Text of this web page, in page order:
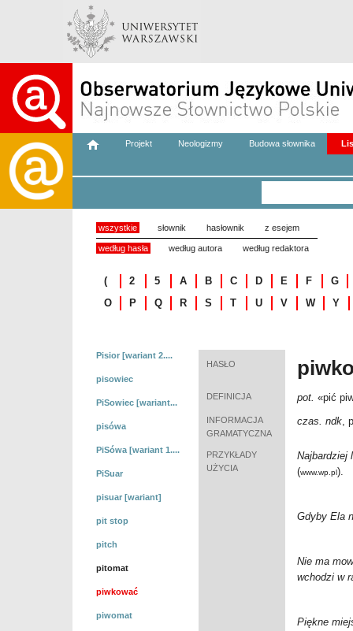
Projekt Neologizmy Budowa słownika
wszystkie słownik hasłownik z esejem
według hasła według autora według redaktora
( 2 5 A B C D E F
G
O
P Q R S T U V W Y
Pisior [wariant 2....
pisowiec
PiSowiec [wariant...
pisówa
PiSówa [wariant 1....
PiSuar
pisuar [wariant]
pit stop
pitch
pitomat
piwkować
piwomat
HASŁO
DEFINICJA pot. «pić
INFORMACJA
GRAMATYCZNA
czas. ndk,
PRZYKŁADY
UŻYCIA
Najbardziej
(www.wp.pl).
Gdyby Ela
Nie ma
wchodzi w
Piękne